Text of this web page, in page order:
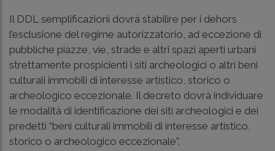
Il DDL semplificazioni dovrà stabilire per i dehors
l’esclusione del regime autorizzatorio, ad eccezione di
pubbliche piazze, vie, strade e altri spazi aperti urbani
strettamente prospicienti i siti archeologici o altri beni
culturali immobili di interesse artistico, storico o
archeologico eccezionale. Il decreto dovrà individuare
le modalità di identificazione dei siti archeologici e dei
predetti “beni culturali immobili di interesse artistico,
storico o archeologico eccezionale”.